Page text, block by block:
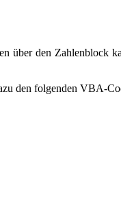
den Zahlenblock
den folgenden VBA-